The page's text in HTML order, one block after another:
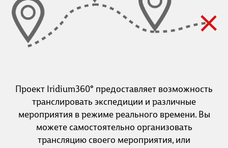
Проект Iridium360° предоставляет возможность
транслировать экспедиции и различные
мероприятия в режиме реального времени. Вы
можете самостоятельно организовать
трансляцию своего мероприятия, или